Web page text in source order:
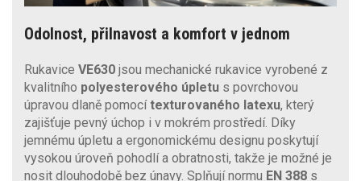
Odolnost, přilnavost a komfort v jednom
Rukavice VE630 jsou mechanické rukavice vyrobené z
kvalitního polyesterového úpletu s povrchovou
úpravou dlaně pomocítexturovaného latexu, který
zajišťuje pevný úchop i v mokrém prostředí. Díky
jemnému úpletu a ergonomickému designu poskytují
vysokou úroveň pohodlí a obratnosti, takže je možné je
nosit dlouhodobě bez únavy. Splňují normu EN 388 s